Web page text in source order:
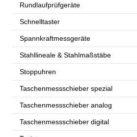
Rundlaufprüfgeräte
Schnelltaster
Spannkraftmessgeräte
Stahllineale & Stahlmaßstäbe
Stoppuhren
Taschenmessschieber spezial
Taschenmessschieber analog
Taschenmessschieber digital